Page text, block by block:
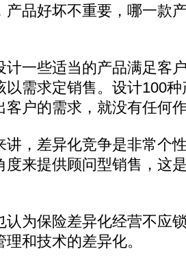
产品好坏不重要，哪一款
一些适当的产品满足客
以需求定销售。设计100
客户的需求，就没有任何
，差异化竞争是非常个
度来提供顾问型销售，这
为保险差异化经营不应
和技术的差异化。